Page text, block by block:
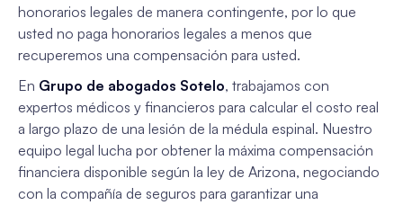
honorarios legales de manera contingente, por lo que
usted no paga honorarios legales a menos que
recuperemos una compensación para usted.
En Grupo de abogados Sotelo, trabajamos con
expertos médicos y financieros para calcular el costo real
a largo plazo de una lesión de la médula espinal. Nuestro
equipo legal lucha por obtener la máxima compensación
financiera disponible según la ley de Arizona, negociando
con la compañía de seguros para garantizar una